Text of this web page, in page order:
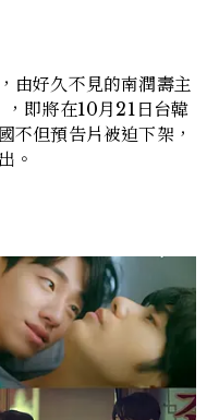
由好久不見的南潤壽主
即將在10月21日台韓
不但預告片被迫下架，
。